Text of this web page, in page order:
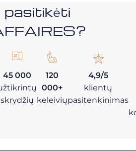
pasitikėti
45 000
skrydžių
120
000+
keleivių
4,9/5
klientų
pasitenkinimas